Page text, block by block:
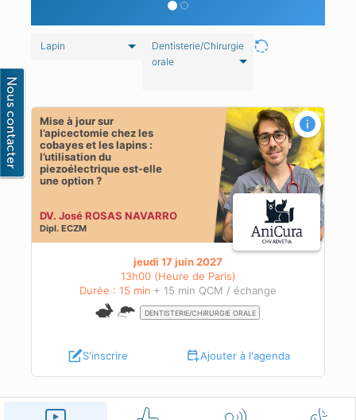
Lapin
Dentisterie/Chirurgie
orale
Mise à jour sur
l’apicectomie chez les
cobayes et les lapins :
l’utilisation du
piezoélectrique est-elle
une option ?
DV. José ROSAS NAVARRO
Dipl. ECZM
jeudi 17 juin 2027
13h00 (Heure de Paris)
Durée : 15 min + 15 min QCM / échange
DENTISTERIE/CHIRURGIE ORALE
S'inscrire Ajouter à l'agenda